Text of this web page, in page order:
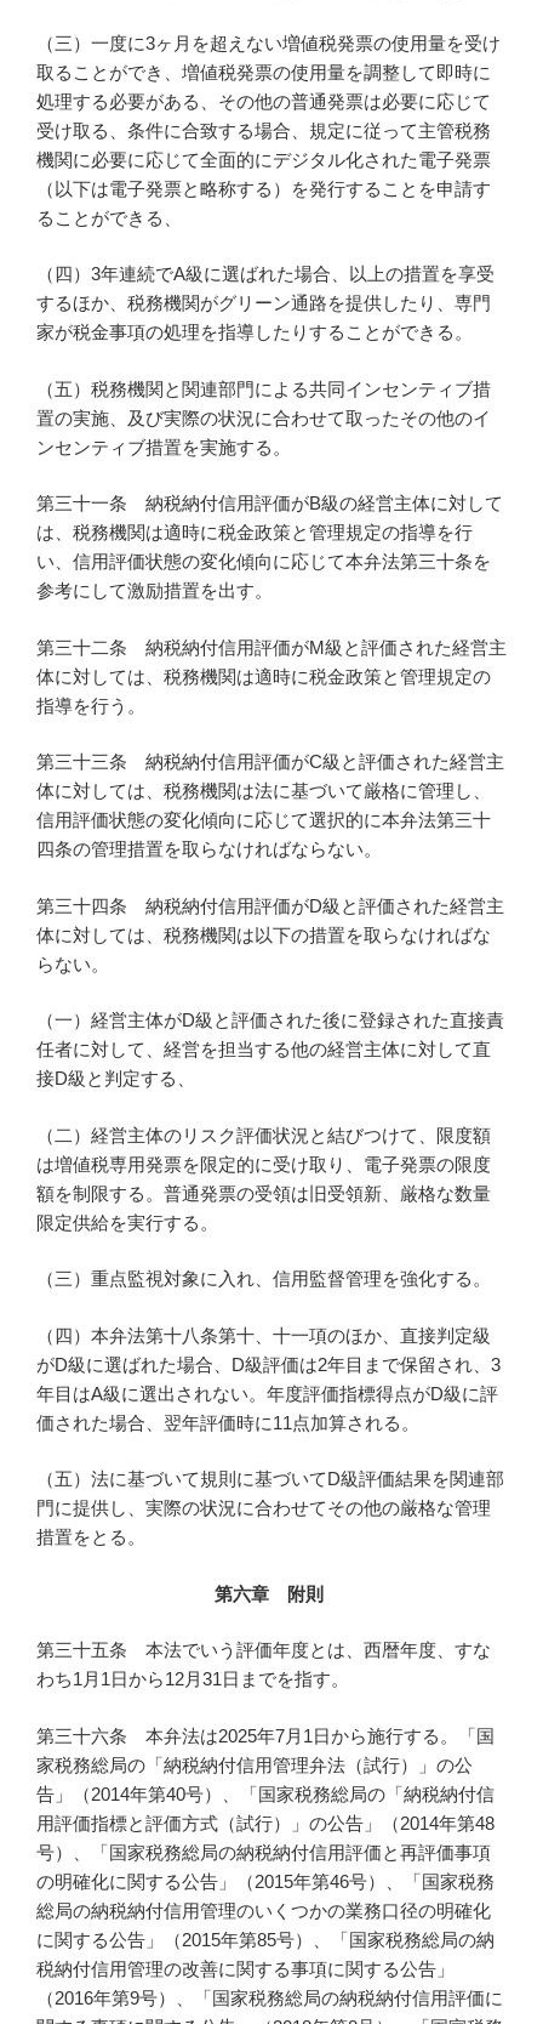
（三）一度に3ヶ月を超えない増値税発票の使用量を受け
取ることができ、増値税発票の使用量を調整して即時に
処理する必要がある、その他の普通発票は必要に応じて
受け取る、条件に合致する場合、規定に従って主管税務
機関に必要に応じて全面的にデジタル化された電子発票
（以下は電子発票と略称する）を発行することを申請す
ることができる、
（四）3年連続でA級に選ばれた場合、以上の措置を享受
するほか、税務機関がグリーン通路を提供したり、専門
家が税金事項の処理を指導したりすることができる。
（五）税務機関と関連部門による共同インセンティブ措
置の実施、及び実際の状況に合わせて取ったその他のイ
ンセンティブ措置を実施する。
第三十一条 納税納付信用評価がB級の経営主体に対して
は、税務機関は適時に税金政策と管理規定の指導を行
い、信用評価状態の変化傾向に応じて本弁法第三十条を
参考にして激励措置を出す。
第三十二条 納税納付信用評価がM級と評価された経営主
体に対しては、税務機関は適時に税金政策と管理規定の
指導を行う。
第三十三条 納税納付信用評価がC級と評価された経営主
体に対しては、税務機関は法に基づいて厳格に管理し、
信用評価状態の変化傾向に応じて選択的に本弁法第三十
四条の管理措置を取らなければならない。
第三十四条 納税納付信用評価がD級と評価された経営主
体に対しては、税務機関は以下の措置を取らなければな
らない。
（一）経営主体がD級と評価された後に登録された直接責
任者に対して、経営を担当する他の経営主体に対して直
接D級と判定する、
（二）経営主体のリスク評価状況と結びつけて、限度額
は増値税専用発票を限定的に受け取り、電子発票の限度
額を制限する。普通発票の受領は旧受領新、厳格な数量
限定供給を実行する。
（三）重点監視対象に入れ、信用監督管理を強化する。
（四）本弁法第十八条第十、十一項のほか、直接判定級
がD級に選ばれた場合、D級評価は2年目まで保留され、3
年目はA級に選出されない。年度評価指標得点がD級に評
価された場合、翌年評価時に11点加算される。
（五）法に基づいて規則に基づいてD級評価結果を関連部
門に提供し、実際の状況に合わせてその他の厳格な管理
措置をとる。
第六章 附則
第三十五条 本法でいう評価年度とは、西暦年度、すな
わち1月1日から12月31日までを指す。
第三十六条 本弁法は2025年7月1日から施行する。「国
家税務総局の「納税納付信用管理弁法（試行）」の公
告」（2014年第40号）、「国家税務総局の「納税納付信
用評価指標と評価方式（試行）」の公告」（2014年第48
号）、「国家税務総局の納税納付信用評価と再評価事項
の明確化に関する公告」（2015年第46号）、「国家税務
総局の納税納付信用管理のいくつかの業務口径の明確化
に関する公告」（2015年第85号）、「国家税務総局の納
税納付信用管理の改善に関する事項に関する公告」
（2016年第9号）、「国家税務総局の納税納付信用評価に